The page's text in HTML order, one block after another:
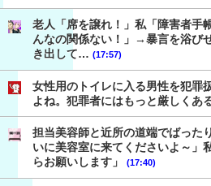
老人「席を譲れ！」私「障害者手
んなの関係ない！」→暴言を浴び
き出して… (17:57)
女性用のトイレに入る男性を犯罪
よね。犯罪者にはもっと厳しくあ
担当美容師と近所の道端でばった
いに美容室に来てくださいよ～」
らお願いします」
(17:40)